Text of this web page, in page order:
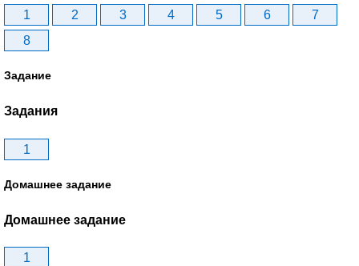
1 2 3 4 5 6
7
8
Задание
Задания
1
Домашнее задание
Домашнее задание
1